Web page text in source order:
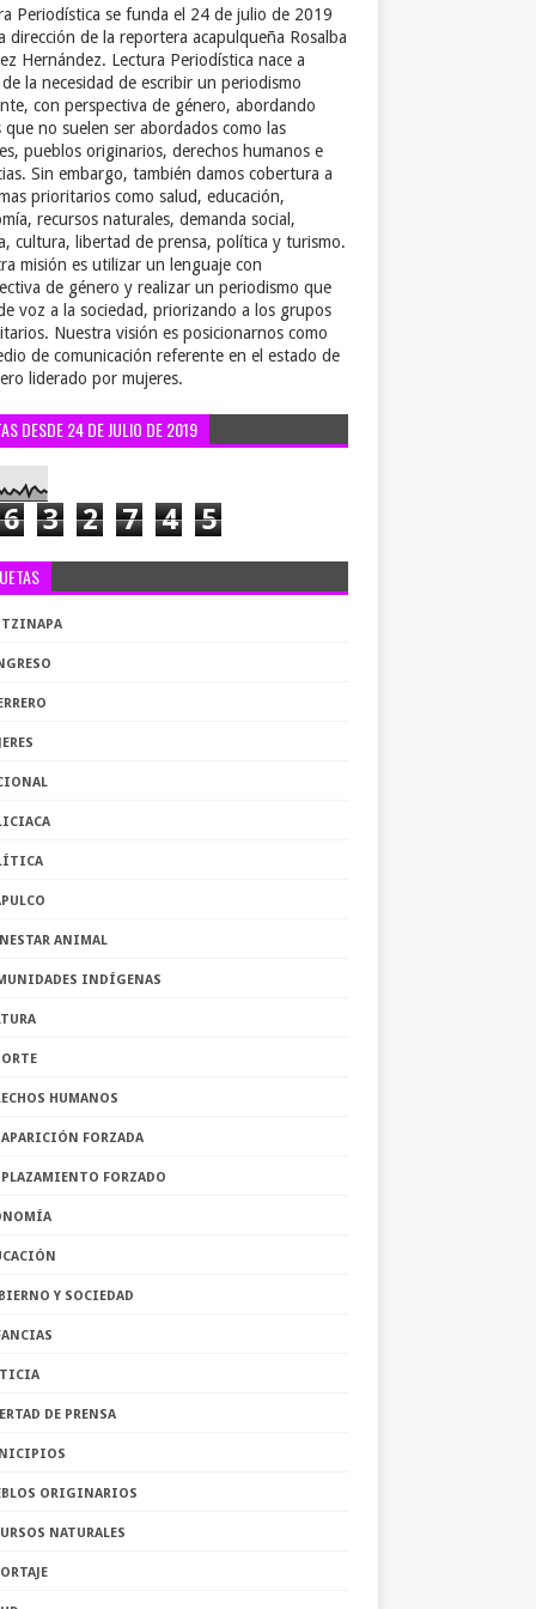
Periodística se funda el 24 de julio de 2019
dirección de la reportera acapulqueña Rosalba
Hernández. Lectura Periodística nace a
la necesidad de escribir un periodismo
con perspectiva de género, abordando
que no suelen ser abordados como las
pueblos originarios, derechos humanos e
Sin embargo, también damos cobertura a
prioritarios como salud, educación,
recursos naturales, demanda social,
cultura, libertad de prensa, política y turismo.
misión es utilizar un lenguaje con
de género y realizar un periodismo que
voz a la sociedad, priorizando a los grupos
Nuestra visión es posicionarnos como
de comunicación referente en el estado de
liderado por mujeres.
DESDE 24 DE JULIO DE 2019
6 3 2 7 4 5
ANIMAL
INDÍGENAS
HUMANOS
FORZADA
FORZADO
Y SOCIEDAD
DE PRENSA
ORIGINARIOS
NATURALES